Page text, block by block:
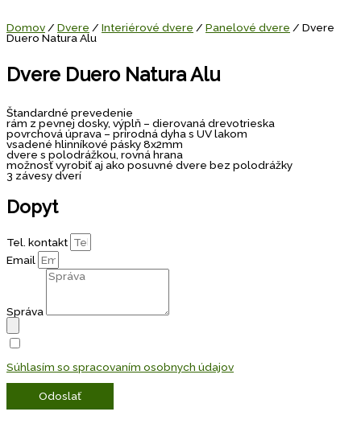
Domov / Dvere / Interiérové dvere / Panelové dvere / Dvere
Duero Natura Alu
Dvere Duero Natura Alu
Štandardné prevedenie
rám z pevnej dosky, výplň – dierovaná drevotrieska
povrchová úprava – prírodná dyha s UV lakom
vsadené hlinníkové pásky 8x2mm
dvere s polodrážkou, rovná hrana
možnosť vyrobiť aj ako posuvné dvere bez polodrážky
3 závesy dverí
Dopyt
Tel. kontakt
Email
Správa
Súhlasím so spracovaním osobnych údajov
Odoslať